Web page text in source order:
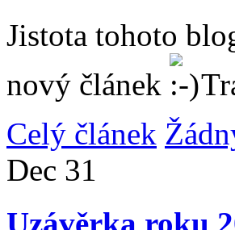
Jistota tohoto
nový článek
Celý článek
Dec 31